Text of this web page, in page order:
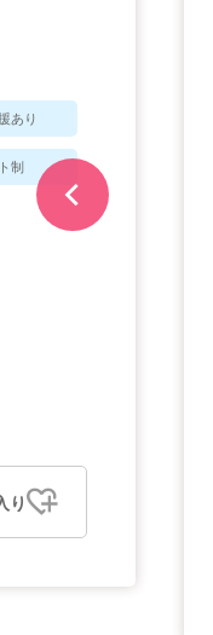
あり
制
り